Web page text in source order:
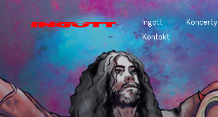
Ingott Koncerty
Kontakt